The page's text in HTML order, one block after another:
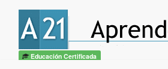
Educación Certificada